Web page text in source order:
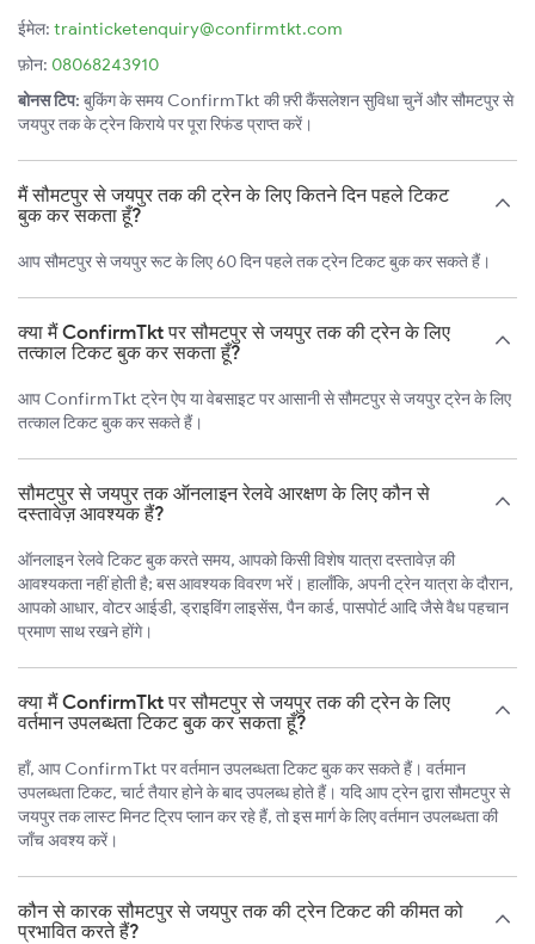
ईमेल: trainticketenquiry@confirmtkt.com
फ़ोन: 08068243910
बोनस टिप: बुकिंग के समय ConfirmTkt की फ़्री कैंसलेशन सुविधा चुनें और सौमटपुर से
जयपुर तक के ट्रेन किराये पर पूरा रिफंड प्राप्त करें।
मैं सौमटपुर से जयपुर तक की ट्रेन के लिए कितने दिन पहले टिकट
बुक कर सकता हूँ?
आप सौमटपुर से जयपुर रूट के लिए 60 दिन पहले तक ट्रेन टिकट बुक कर सकते हैं।
क्या मैं ConfirmTkt पर सौमटपुर से जयपुर तक की ट्रेन के लिए
तत्काल टिकट बुक कर सकता हूँ?
आप ConfirmTkt ट्रेन ऐप या वेबसाइट पर आसानी से सौमटपुर से जयपुर ट्रेन के लिए
तत्काल टिकट बुक कर सकते हैं।
सौमटपुर से जयपुर तक ऑनलाइन रेलवे आरक्षण के लिए कौन से
दस्तावेज़ आवश्यक हैं?
ऑनलाइन रेलवे टिकट बुक करते समय, आपको किसी विशेष यात्रा दस्तावेज़ की
आवश्यकता नहीं होती है; बस आवश्यक विवरण भरें। हालाँकि, अपनी ट्रेन यात्रा के दौरान,
आपको आधार, वोटर आईडी, ड्राइविंग लाइसेंस, पैन कार्ड, पासपोर्ट आदि जैसे वैध पहचान
प्रमाण साथ रखने होंगे।
क्या मैं ConfirmTkt पर सौमटपुर से जयपुर तक की ट्रेन के लिए
वर्तमान उपलब्धता टिकट बुक कर सकता हूँ?
हाँ, आप ConfirmTkt पर वर्तमान उपलब्धता टिकट बुक कर सकते हैं। वर्तमान
उपलब्धता टिकट, चार्ट तैयार होने के बाद उपलब्ध होते हैं। यदि आप ट्रेन द्वारा सौमटपुर से
जयपुर तक लास्ट मिनट ट्रिप प्लान कर रहे हैं, तो इस मार्ग के लिए वर्तमान उपलब्धता की
जाँच अवश्य करें।
कौन से कारक सौमटपुर से जयपुर तक की ट्रेन टिकट की कीमत को
प्रभावित करते हैं?